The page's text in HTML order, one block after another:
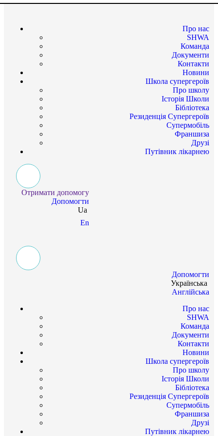
Про нас
SHWA
Команда
Документи
Контакти
Новини
Школа супергероїв
Про школу
Історія Школи
Бібліотека
Резиденція Супергероїв
Супермобіль
Франшиза
Друзі
Путівник лікарнею
Отримати допомогу
Допомогти
Ua
En
Допомогти
Українська
Англійська
Про нас
SHWA
Команда
Документи
Контакти
Новини
Школа супергероїв
Про школу
Історія Школи
Бібліотека
Резиденція Супергероїв
Супермобіль
Франшиза
Друзі
Путівник лікарнею